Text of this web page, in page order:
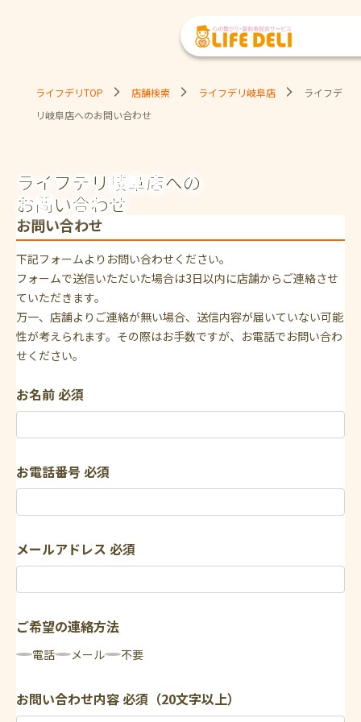
ライフデリTOP 店舗検索 ライフデリ岐阜店
ライフデ
リ岐阜店へのお問い合わせ
ライフデリ岐阜店への
お問い合わせ
お問い合わせ
下記フォームよりお問い合わせください。
フォームで送信いただいた場合は3日以内に店舗からご連絡させ
ていただきます。
万一、店舗よりご連絡が無い場合、送信内容が届いていない可能
性が考えられます。その際はお手数ですが、お電話でお問い合わ
せください。
お名前必須
お電話番号必須
メールアドレス 必須
ご希望の連絡方法
電話 メール 不要
お問い合わせ内容必須（20文字以上）